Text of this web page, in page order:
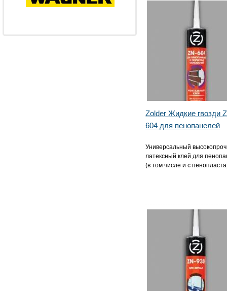
Zolder Жидкие гвозди
604 для пенопанелей
Универсальный
латексный клей для
(в том числе и с